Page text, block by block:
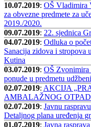
10.07.2019: OŠ Vladimira
za obvezne predmete za
2019./2020.
09.07.2019: 22. sjednica
04.07.2019: Odluka o
Sanacija zidova i stropova
Kutina
03.07.2019: OŠ Zvonimira
ponude u predmetu
02.07.2019: AKCIJA
AMBALAŽNOG
02.07.2019: Javnu
Detaljnog plana uređenja
01.07.2019: Javna